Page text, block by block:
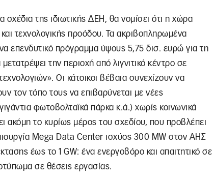
σχέδια της ιδιωτικής ΔΕΗ, θα νομίσει ότι η χώρα
τεχνολογικής προόδου. Τα ακριβοπληρωμένα
επενδυτικό πρόγραμμα ύψους 5,75 δισ. ευρώ για τη
την περιοχή από λιγνιτικό κέντρο σε
Οι κάτοικοι βέβαια συνεχίζουν να
τον τόπο τους να επιβαρύνεται με νέες
φωτοβολταϊκά πάρκα κ.ά.) χωρίς κοινωνικά
ακόμη το κυρίως μέρος του σχεδίου, που προβλέπει
Mega Data Center ισχύος 300 MW στον ΑΗΣ
έως το 1 GW: ένα ενεργοβόρο και απαιτητικό σε
σε θέσεις εργασίας.